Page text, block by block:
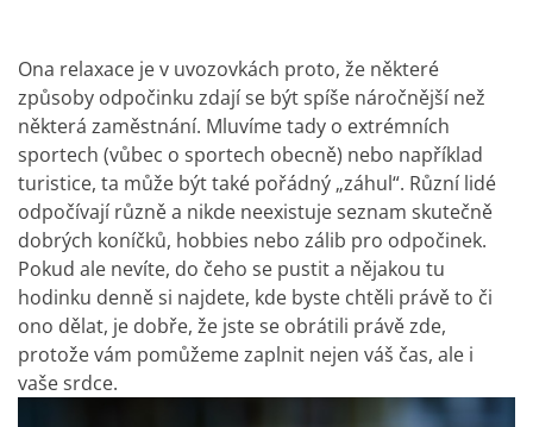
Ona relaxace je v uvozovkách proto, že některé
způsoby odpočinku zdají se být spíše náročnější než
některá zaměstnání. Mluvíme tady o extrémních
sportech (vůbec o sportech obecně) nebo například
turistice, ta může být také pořádný „záhul“. Různí lidé
odpočívají různě a nikde neexistuje seznam skutečně
dobrých koníčků, hobbies nebo zálib pro odpočinek.
Pokud ale nevíte, do čeho se pustit a nějakou tu
hodinku denně si najdete, kde byste chtěli právě to či
ono dělat, je dobře, že jste se obrátili právě zde,
protože vám pomůžeme zaplnit nejen váš čas, ale i
vaše srdce.